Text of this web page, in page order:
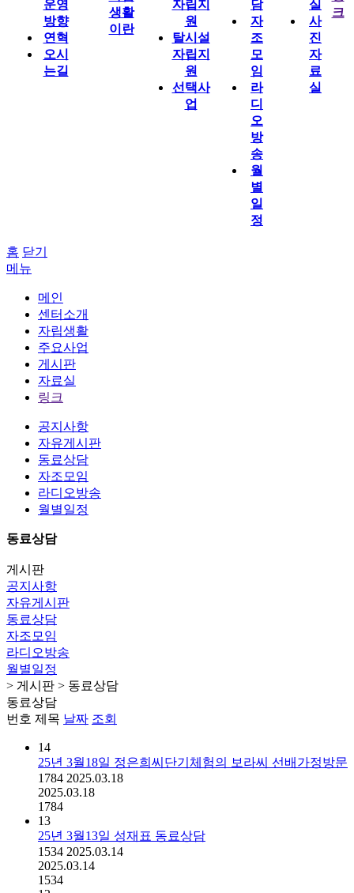
운영
방향
연혁
오시
는길
생활
이란
자립지
원
탈시설
자립지
원
선택사
업
담
자
조
모
임
라
디
오
방
송
월
별
일
정
실
사
진
자
료
실
크
홈 닫기
메뉴
메인
센터소개
자립생활
주요사업
게시판
자료실
링크
공지사항
자유게시판
동료상담
자조모임
라디오방송
월별일정
동료상담
게시판
공지사항
자유게시판
동료상담
자조모임
라디오방송
월별일정
> 게시판 > 동료상담
동료상담
번호 제목 날짜 조회
14
25년 3월18일 정은희씨단기체험의 보라씨 선배가정방문
1784 2025.03.18
2025.03.18
1784
13
25년 3월13일 성재표 동료상담
1534 2025.03.14
2025.03.14
1534